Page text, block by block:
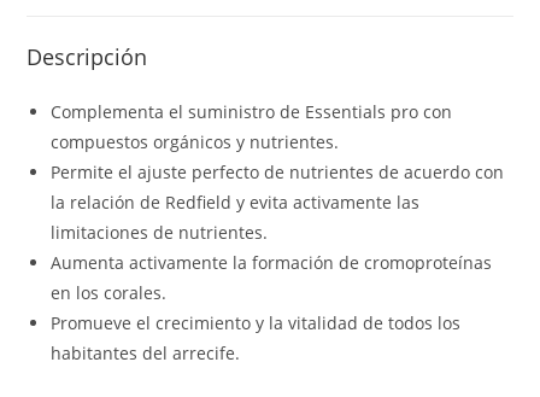
Descripción
Complementa el suministro de Essentials pro con
compuestos orgánicos y nutrientes.
Permite el ajuste perfecto de nutrientes de acuerdo con
la relación de Redfield y evita activamente las
limitaciones de nutrientes.
Aumenta activamente la formación de cromoproteínas
en los corales.
Promueve el crecimiento y la vitalidad de todos los
habitantes del arrecife.